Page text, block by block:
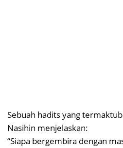
Sebuah hadits yang
Nasihin menjelaskan:
“Siapa bergembira dengan